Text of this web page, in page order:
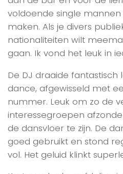
voldoende single
maken. Als je divers
nationaliteiten wilt
gaan. Ik vond het leuk in
De DJ draaide
dance, afgewisseld met
nummer. Leuk om zo de
interessegroepen
de dansvloer te zijn. De
goed gebruikt en stond
vol. Het geluid klinkt